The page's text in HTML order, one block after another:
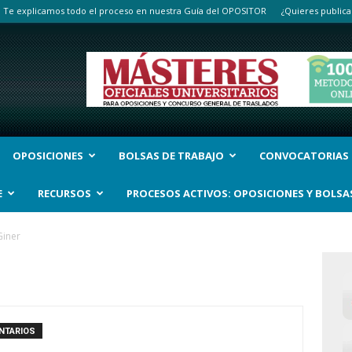
Te explicamos todo el proceso en nuestra Guía del OPOSITOR ¿Quieres
OPOSICIONES BOLSAS DE TRABAJO CONVOCATORIAS
RECURSOS PROCESOS ACTIVOS: OPOSICIONES Y